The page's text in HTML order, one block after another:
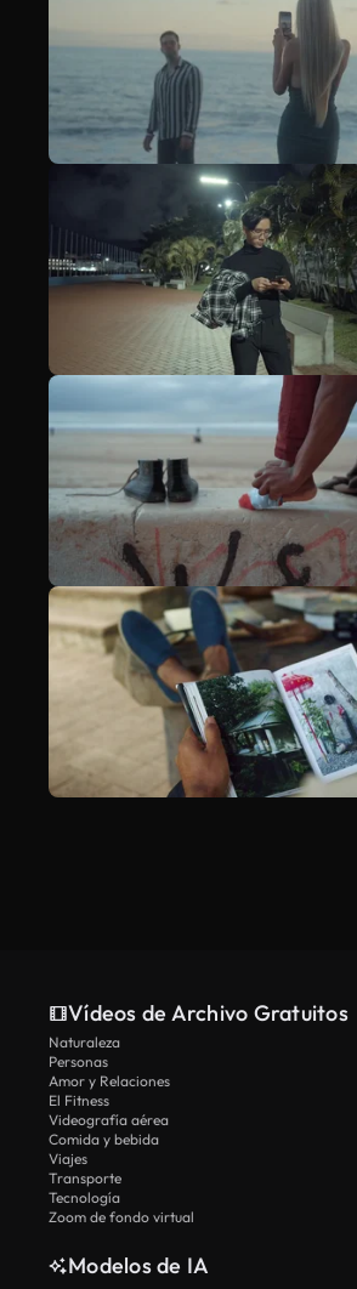
Vídeos de Archivo Gratuitos
Naturaleza
Personas
Amor y Relaciones
El Fitness
Videografía aérea
Comida y bebida
Viajes
Transporte
Tecnología
Zoom de fondo virtual
Modelos de IA